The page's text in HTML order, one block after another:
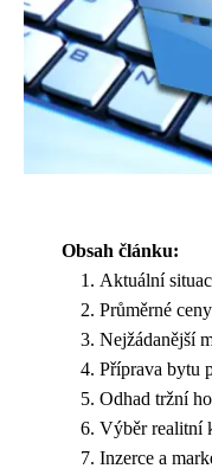
Obsah článku:
Aktuální
Průměrné
Nejžádanější
Příprava bytu
Odhad tržní
Výběr realitní
Inzerce a